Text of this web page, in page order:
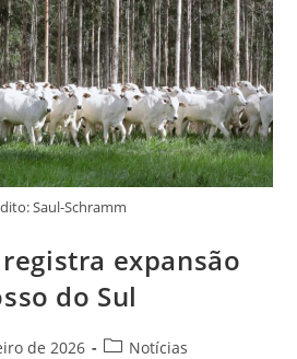
Saul-Schramm
expansão
do Sul
de 2026 Notícias